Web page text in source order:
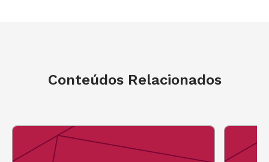
Conteúdos Relacionados